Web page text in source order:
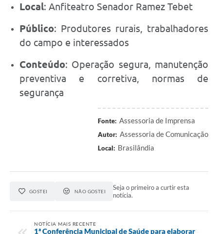
Local: Anfiteatro Senador Ramez Tebet
Público: Produtores rurais, trabalhadores
do campo e interessados
Conteúdo: Operação segura, manutenção
preventiva e corretiva, normas de
segurança
Fonte: Assessoria de Imprensa
Autor: Assessoria de Comunicação
Local: Brasilândia
GOSTEI NÃO GOSTEI
Seja o primeiro a curtir esta
notícia.
NOTÍCIA MAIS RECENTE
1ª Conferência Municipal de Saúde para elaborar